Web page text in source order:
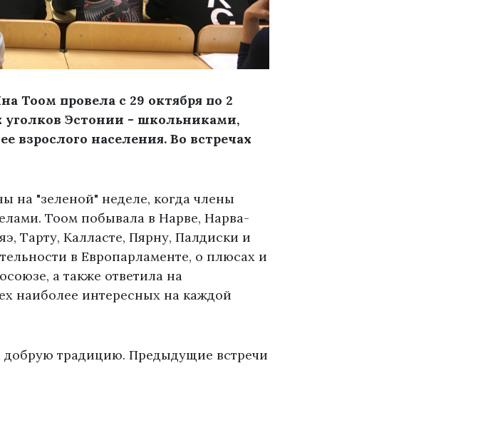
Тоом провела с 29 октября по 2
уголков Эстонии - школьниками,
взрослого населения. Во встречах
на "зеленой" неделе, когда члены
Тоом побывала в Нарве, Нарва-
Тарту, Калласте, Пярну, Палдиски и
в Европарламенте, о плюсах и
а также ответила на
наиболее интересных на каждой
традицию. Предыдущие встречи